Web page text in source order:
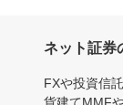
ネット証券
FXや投資信